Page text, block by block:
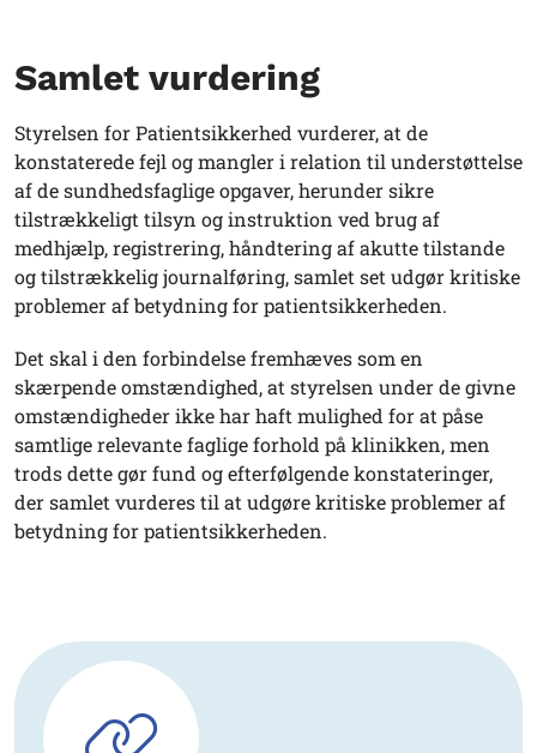
Samlet vurdering
Styrelsen for Patientsikkerhed vurderer, at de
konstaterede fejl og mangler i relation til understøttelse
af de sundhedsfaglige opgaver, herunder sikre
tilstrækkeligt tilsyn og instruktion ved brug af
medhjælp, registrering, håndtering af akutte tilstande
og tilstrækkelig journalføring, samlet set udgør kritiske
problemer af betydning for patientsikkerheden.
Det skal i den forbindelse fremhæves som en
skærpende omstændighed, at styrelsen under de givne
omstændigheder ikke har haft mulighed for at påse
samtlige relevante faglige forhold på klinikken, men
trods dette gør fund og efterfølgende konstateringer,
der samlet vurderes til at udgøre kritiske problemer af
betydning for patientsikkerheden.